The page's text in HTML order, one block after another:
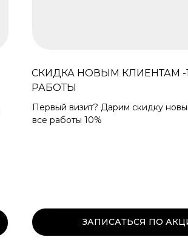
СКИДКА НОВЫМ КЛИЕНТАМ -
РАБОТЫ
Первый визит? Дарим скидку
все работы 10%
ЗАПИСАТЬСЯ ПО